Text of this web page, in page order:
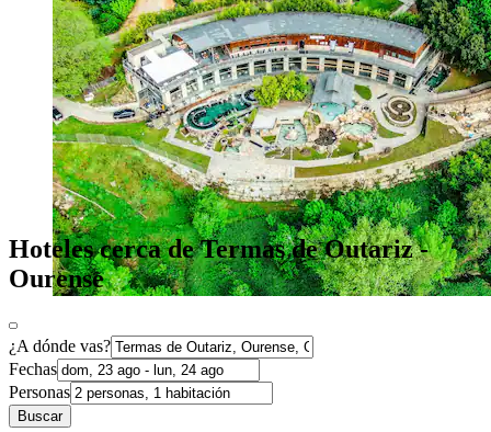
Hoteles cerca de Termas de Outariz -
Ourense
¿A dónde vas?
Fechas
Personas
Buscar